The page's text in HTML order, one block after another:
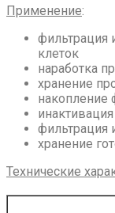
Применение:
фильтрация
клеток
наработка
хранение
накопление
фильтрация
хранение
Технические